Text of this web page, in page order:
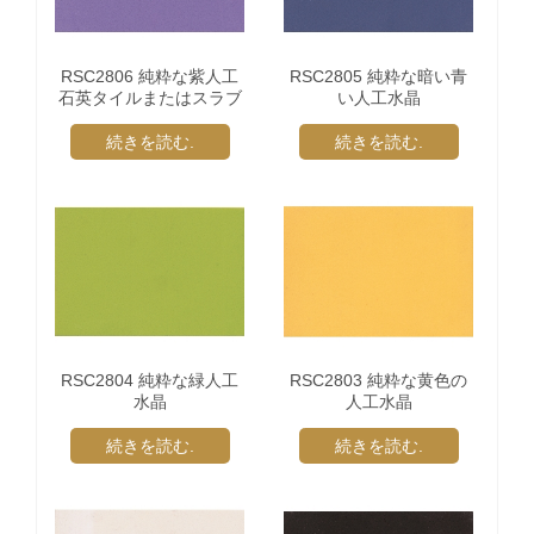
RSC2806 純粋な紫人工
石英タイルまたはスラブ
続きを読む.
RSC2805 純粋な暗い青
い人工水晶
続きを読む.
RSC2804 純粋な緑人工
水晶
続きを読む.
RSC2803 純粋な黄色の
人工水晶
続きを読む.